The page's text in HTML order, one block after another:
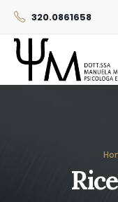
320.0861658